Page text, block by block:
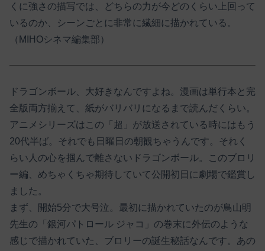
くに強さの描写では、どちらの力が今どのくらい上回って
いるのか、シーンごとに非常に繊細に描かれている。
（MIHOシネマ編集部）
ドラゴンボール、大好きなんですよね。漫画は単行本と完
全版両方揃えて、紙がバリバリになるまで読んだくらい。
アニメシリーズはこの「超」が放送されている時にはもう
20代半ば。それでも日曜日の朝観ちゃうんです。それく
らい人の心を掴んで離さないドラゴンボール。このブロリ
ー編、めちゃくちゃ期待していて公開初日に劇場で鑑賞し
ました。
まず、開始5分で大号泣。最初に描かれていたのが鳥山明
先生の「銀河パトロール ジャコ」の巻末に外伝のような
感じで描かれていた、ブロリーの誕生秘話なんです。あの